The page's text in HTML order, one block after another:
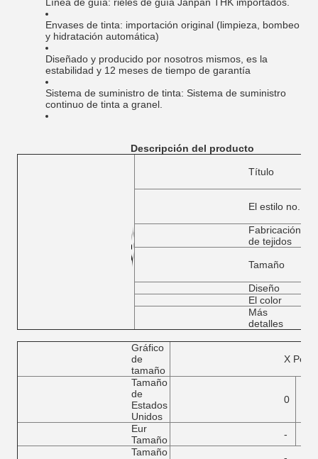
Envases de tinta: importación original (limpieza, bombeo
y hidratación automática)
Diseñado y producido por nosotros mismos, es la
estabilidad y 12 meses de tiempo de garantía
Sistema de suministro de tinta: Sistema de suministro
continuo de tinta a granel.
Descripción del producto
Título
El estilo no.
Fabricación
de tejidos
Tamaño
Diseño
El color
Más
detalles
Gráfico
de
tamaño
X
Tamaño
de
Estados
Unidos
0
Eur
Tamaño
-
Tamaño